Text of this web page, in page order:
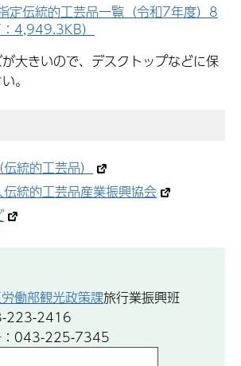
定伝統的工芸品一覧（令和7年度）8
4,949.3KB）
大きいので、デスクトップなどに保
。
統的工芸品）
統的工芸品産業振興協会
働部観光政策課旅行業振興班
223-2416
：043-225-7345